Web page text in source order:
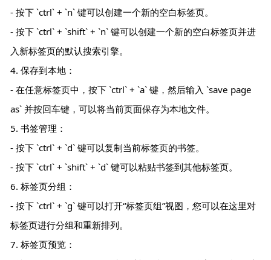
- 按下 `ctrl` + `n` 键可以创建一个新的空白标签页。
- 按下 `ctrl` + `shift` + `n` 键可以创建一个新的空白标签页并进
入新标签页的默认搜索引擎。
4. 保存到本地：
- 在任意标签页中，按下 `ctrl` + `a` 键，然后输入 `save page
as` 并按回车键，可以将当前页面保存为本地文件。
5. 书签管理：
- 按下 `ctrl` + `d` 键可以复制当前标签页的书签。
- 按下 `ctrl` + `shift` + `d` 键可以粘贴书签到其他标签页。
6. 标签页分组：
- 按下 `ctrl` + `g` 键可以打开“标签页组”视图，您可以在这里对
标签页进行分组和重新排列。
7. 标签页预览：